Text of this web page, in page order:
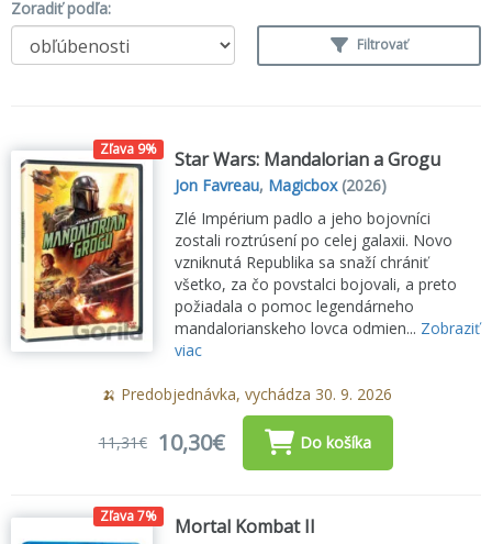
Zoradiť podľa:
Filtrovať
Zľava 9% Star Wars: Mandalorian a Grogu
Jon Favreau, Magicbox(2026)
Zlé Impérium padlo a jeho bojovníci
zostali roztrúsení po celej galaxii. Novo
vzniknutá Republika sa snaží chrániť
všetko, za čo povstalci bojovali, a preto
požiadala o pomoc legendárneho
mandalorianskeho lovca odmien... Zobraziť
viac
🍌 Predobjednávka, vychádza 30. 9. 2026
11,31€ 10,30€ Do košíka
Zľava 7% Mortal Kombat II